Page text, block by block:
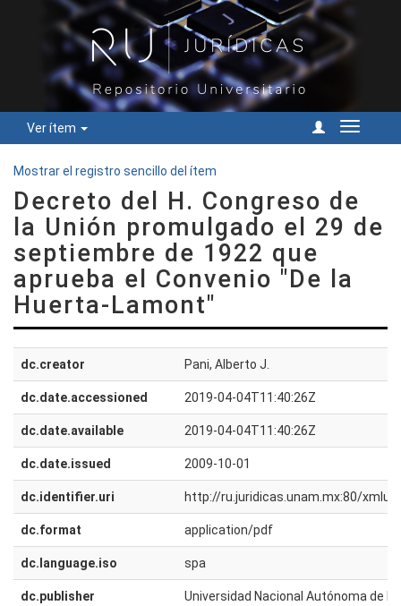
Ver ítem
Cambiar
Mostrar el registro sencillo del ítem
Decreto del H. Congreso de
la Unión promulgado el 29 de
septiembre de 1922 que
aprueba el Convenio "De la
Huerta-Lamont"
dc.creator Pani, Alberto J.
dc.date.accessioned 2019-04-04T11:40:26Z
dc.date.available 2019-04-04T11:40:26Z
dc.date.issued 2009-10-01
dc.identifier.uri http://ru.juridicas.unam.mx:80/
dc.format application/pdf
dc.language.iso spa
dc.publisher
Universidad Nacional Autónoma de